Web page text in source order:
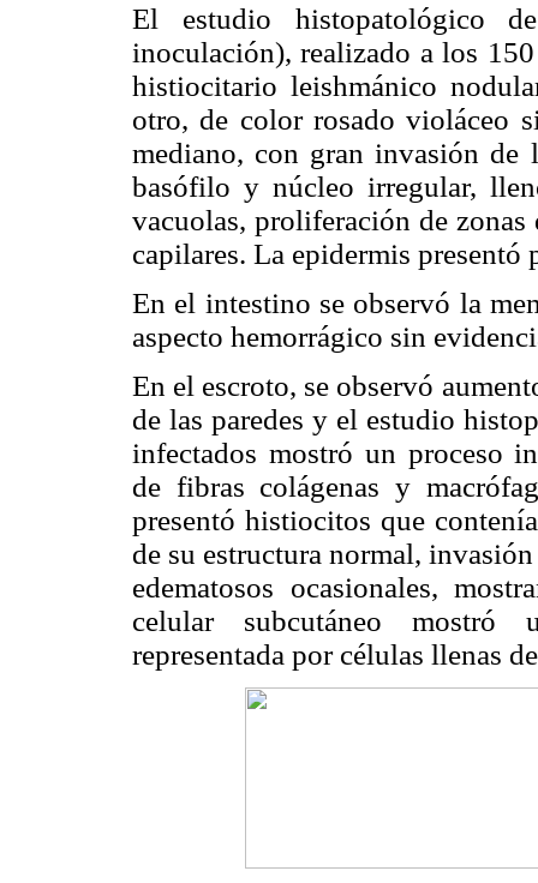
El estudio histopatológico
inoculación), realizado a los
histiocitario leishmánico
otro, de color rosado violáceo
mediano, con gran invasión de
basófilo y núcleo irregular,
vacuolas, proliferación de
capilares. La epidermis presentó
En el intestino se observó la
aspecto hemorrágico sin
En el escroto, se observó
de las paredes y el estudio
infectados mostró un proceso
de fibras colágenas y
presentó histiocitos que
de su estructura normal,
edematosos ocasionales,
celular subcutáneo mostró
representada por células llenas